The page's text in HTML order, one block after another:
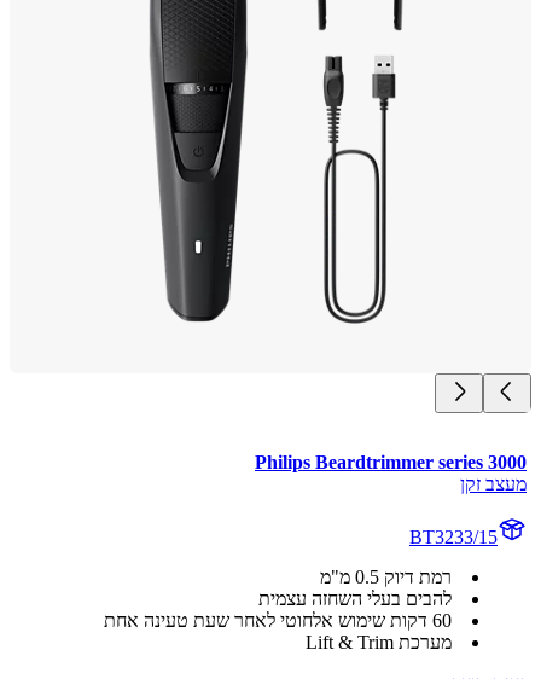
Philips Beardtrimmer series
זקן
BT3233/15
רמת דיוק 0.5 מ"מ
להבים בעלי השחזה עצמית
60 דקות שימוש אלחוטי לאחר שעת טעינה אחת
מערכת Lift & Trim